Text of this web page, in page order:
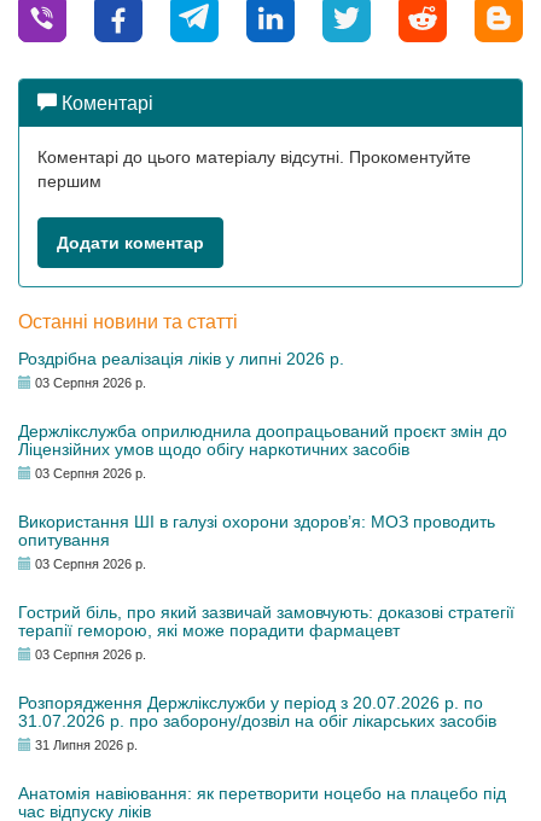
Коментарі
Коментарі до цього матеріалу відсутні. Прокоментуйте
першим
Додати коментар
Останні новини та статті
Роздрібна реалізація ліків у липні 2026 р.
03 Серпня 2026 р.
Держлікслужба оприлюднила доопрацьований проєкт змін до
Ліцензійних умов щодо обігу наркотичних засобів
03 Серпня 2026 р.
Використання ШІ в галузі охорони здоров’я: МОЗ проводить
опитування
03 Серпня 2026 р.
Гострий біль, про який зазвичай замовчують: доказові стратегії
терапії геморою, які може порадити фармацевт
03 Серпня 2026 р.
Розпорядження Держлікслужби у період з 20.07.2026 р. по
31.07.2026 р. про заборону/дозвіл на обіг лікарських засобів
31 Липня 2026 р.
Анатомія навіювання: як перетворити ноцебо на плацебо під
час відпуску ліків